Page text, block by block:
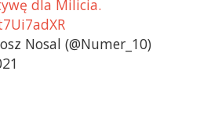
dla Milicia.
Nosal (@Numer_10)